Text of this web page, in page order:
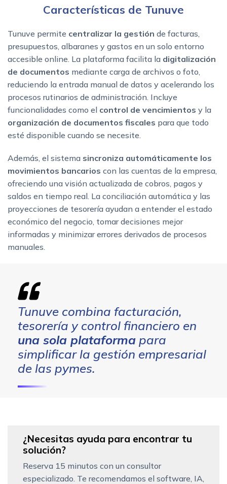
Características de Tunuve
Tunuve permite centralizar la gestión de facturas,
presupuestos, albaranes y gastos en un solo entorno
accesible online. La plataforma facilita la digitalización
de documentos mediante carga de archivos o foto,
reduciendo la entrada manual de datos y acelerando los
procesos rutinarios de administración. Incluye
funcionalidades como el control de vencimientos y la
organización de documentos fiscales para que todo
esté disponible cuando se necesite.
Además, el sistema sincroniza automáticamente los
movimientos bancarios con las cuentas de la empresa,
ofreciendo una visión actualizada de cobros, pagos y
saldos en tiempo real. La conciliación automática y las
proyecciones de tesorería ayudan a entender el estado
económico del negocio, tomar decisiones mejor
informadas y minimizar errores derivados de procesos
manuales.
Tunuve combina facturación,
tesorería y control financiero en
una sola plataforma para
simplificar la gestión empresarial
de las pymes.
¿Necesitas ayuda para encontrar tu
solución?
Reserva 15 minutos con un consultor
especializado. Te recomendamos el software, IA,